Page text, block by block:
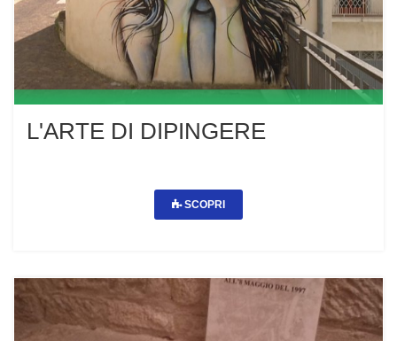
L'ARTE DI DIPINGERE
SCOPRI